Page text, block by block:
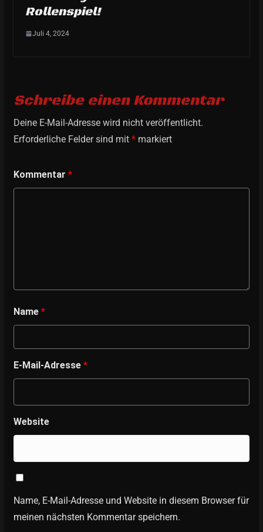
Rollenspiel!
Juli 4, 2024
Schreibe einen Kommentar
Deine E-Mail-Adresse wird nicht veröffentlicht.
Erforderliche Felder sind mit *markiert
Kommentar *
Name *
E-Mail-Adresse *
Website
Name, E-Mail-Adresse und Website in diesem Browser für
meinen nächsten Kommentar speichern.